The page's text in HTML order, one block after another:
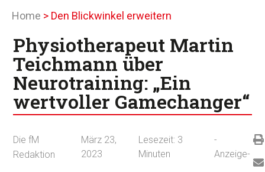
Home > Den Blickwinkel erweitern
Physiotherapeut Martin
Teichmann über
Neurotraining: „Ein
wertvoller Gamechanger“
Die fM
Redaktion
März 23,
2023
Lesezeit: 3
Minuten
-
Anzeige-